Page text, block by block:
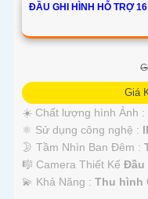
ĐẦU GHI HÌNH HỖ TRỢ
Giá
☀️ Chất lượng hình Ảnh :
⚛️ Sử dụng công nghệ :
🌛 Tầm Nhìn Ban Đêm :
🎼️ Camera Thiết Kế Đầu
️💫 Khả Năng : Thu hình